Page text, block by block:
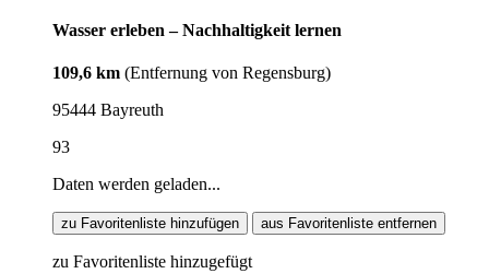
Wasser erleben – Nachhaltigkeit lernen
109,6 km (Entfernung von Regensburg)
95444 Bayreuth
93
Daten werden geladen...
zu Favoritenliste hinzufügen aus Favoritenliste entfernen
zu Favoritenliste hinzugefügt